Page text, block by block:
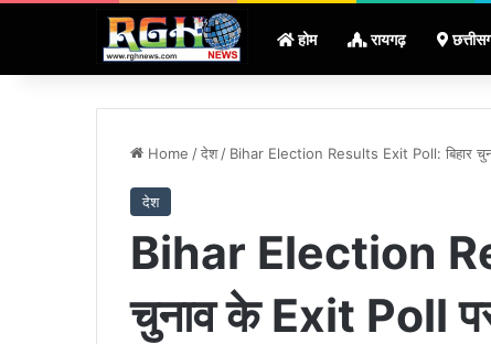
होम रायगढ़
Home /देश / Bihar Election Results Exit Poll: बिहार
देश
Bihar Election
चुनाव के Exit Poll पर